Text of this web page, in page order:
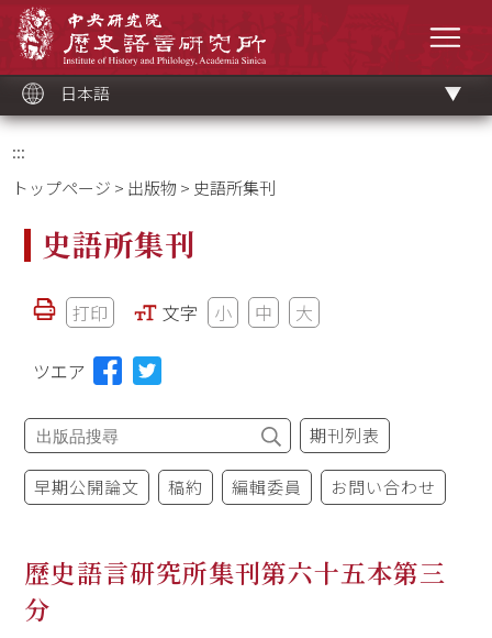
ッ
ク
日本語
:::
トップページ > 出版物 > 史語所集刊
史語所集刊
打印 文字 小 中 大
ツエア
期刊列表
早期公開論文 稿約 編輯委員 お問い合わせ
歷史語言研究所集刊第六十五本第三
分